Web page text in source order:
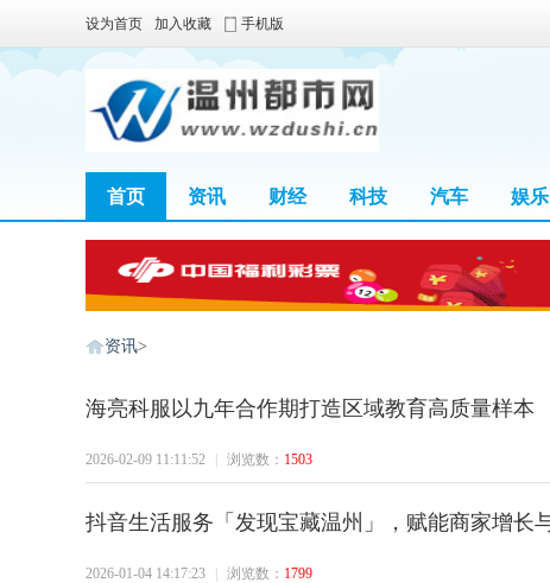
设为首页 加入收藏 手机版
首页 资讯 财经 科技 汽车 娱乐
>
资讯
海亮科服以九年合作期打造区域教育高质量样本
2026-02-09 11:11:52 浏览数： 1503
抖音生活服务「发现宝藏温州」，赋能商家增长
2026-01-04 14:17:23 浏览数： 1799